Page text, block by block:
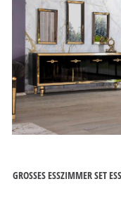
GROSSES ESSZIMMER SET